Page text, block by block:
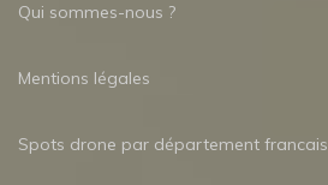
Qui sommes-nous ?
Mentions légales
Spots drone par département francais